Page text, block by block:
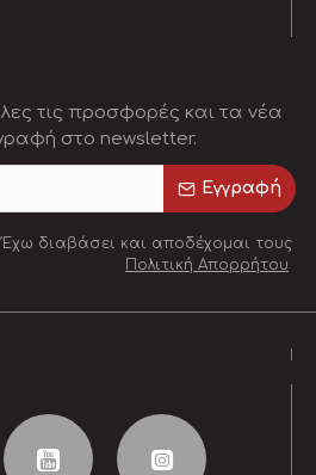
τις προσφορές και τα νέα
στο newsletter.
Εγγραφή
Έχω διαβάσει και αποδέχομαι τους
Πολιτική Απορρήτου